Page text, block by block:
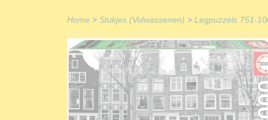
Home > Stukjes (Volwassenen) > Legpuzzels 751-